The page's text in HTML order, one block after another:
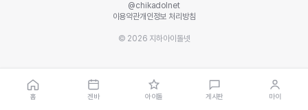
@chikadolnet
이용약관개인정보 처리방침
© 2026 지하아이돌넷
홈 겐바 아이돌 게시판 마이